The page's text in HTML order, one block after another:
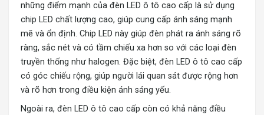
những điểm mạnh của đèn LED ô tô cao cấp là sử dụng
chip LED chất lượng cao, giúp cung cấp ánh sáng mạnh
mẽ và ổn định. Chip LED này giúp đèn phát ra ánh sáng rõ
ràng, sắc nét và có tầm chiếu xa hơn so với các loại đèn
truyền thống như halogen. Đặc biệt, đèn LED ô tô cao cấp
có góc chiếu rộng, giúp người lái quan sát được rộng hơn
và rõ hơn trong điều kiện ánh sáng yếu.
Ngoài ra, đèn LED ô tô cao cấp còn có khả năng điều